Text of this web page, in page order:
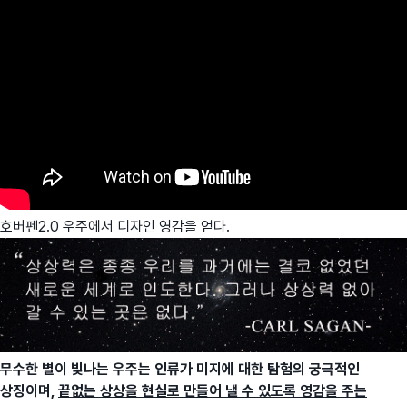
호버펜2.0 우주에서 디자인 영감을 얻다.
무수한 별이 빛나는 우주는 인류가 미지에 대한 탐험의 궁극적인
상징이며, 끝없는 상상을 현실로 만들어 낼 수 있도록 영감을 주는